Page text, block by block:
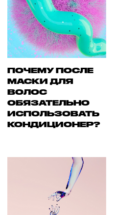
ПОЧЕМУ ПОСЛЕ
МАСКИ ДЛЯ
ВОЛОС
ОБЯЗАТЕЛЬНО
ИСПОЛЬЗОВАТЬ
КОНДИЦИОНЕР?